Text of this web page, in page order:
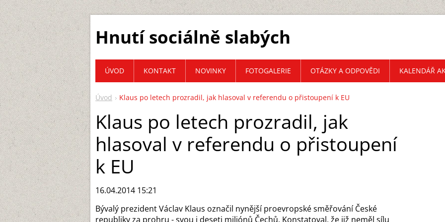
Hnutí sociálně slabých
Úvod Klaus po letech prozradil, jak hlasoval v referendu o přistoupení k EU
Klaus po letech prozradil, jak
hlasoval v referendu o přistoupení
k EU
16.04.2014 15:21
Bývalý prezident Václav Klaus označil nynější proevropské směřování České
republiky za prohru - svou i deseti miliónů Čechů. Konstatoval, že již neměl sílu
ÚVOD KONTAKT NOVINKY FOTOGALERIE OTÁZKY A ODPOVĚDI KALENDÁŘ